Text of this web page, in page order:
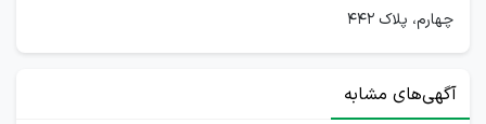
چهارم، پلاک 442
آگهی‌های مشابه